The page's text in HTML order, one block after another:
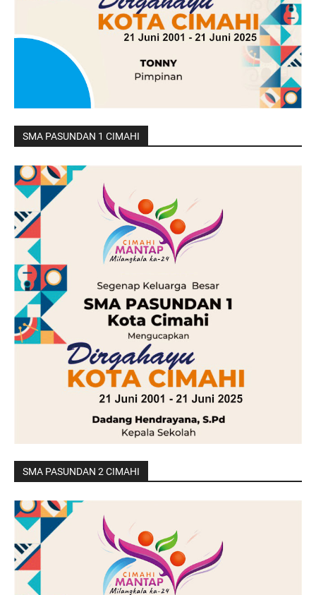
SMA PASUNDAN 1 CIMAHI
SMA PASUNDAN 2 CIMAHI